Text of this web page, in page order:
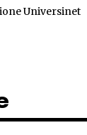
Universinet